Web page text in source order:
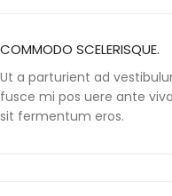
COMMODO SCELERISQUE.
Ut a parturient ad
fusce mi pos uere ante
sit fermentum eros.